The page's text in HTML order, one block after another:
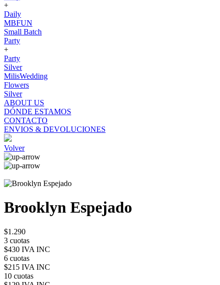
+
Daily
MBFUN
Small Batch
Party
+
Party
Silver
MilisWedding
Flowers
Silver
ABOUT US
DÓNDE ESTAMOS
CONTACTO
ENVIOS & DEVOLUCIONES
Volver
Brooklyn Espejado
$1.290
3 cuotas
$430 IVA INC
6 cuotas
$215 IVA INC
10 cuotas